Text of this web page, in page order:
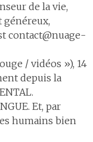
de la vie,
généreux,
contact@nuage-
/ vidéos »), 14
depuis la
Et, par
humains bien